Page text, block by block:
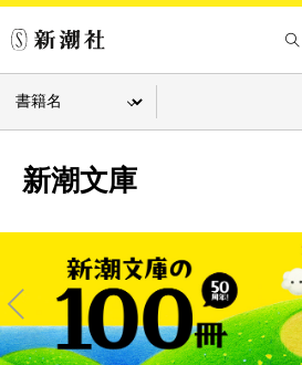
新潮文庫
Pre